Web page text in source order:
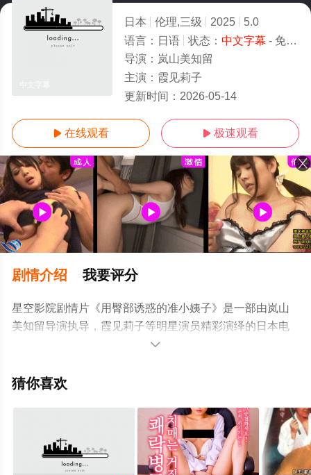
日本 伦理,三级 2025
5.0
语言： 日语 状态： 中文字幕 - 免费在线观看
导演： 岚山美知留
主演： 霞见莉子
更新时间： 2026-05-14
 在线观看  极速观看
剧情介绍 我要评分
星空影院剧情片《用臀部诱惑的准小姨子》是一部由岚山
美知留导演执导，霞见莉子等明星演员精彩演绎的日本电
影，手机免费在线观看高清无删减完整版电影就上星空电
等平台了解。

猜你喜欢